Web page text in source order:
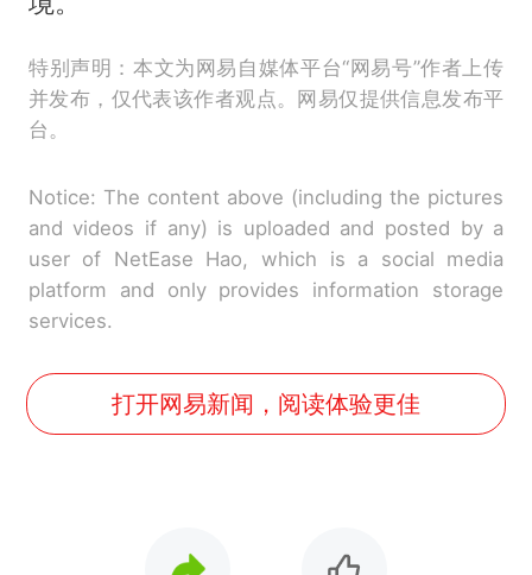
特别声明：本文为网易自媒体平台“网易号”作者上传
并发布，仅代表该作者观点。网易仅提供信息发布平
台。
Notice: The content above (including the pictures
and videos if any) is uploaded and posted by a
user of NetEase Hao, which is a social media
platform and only provides information storage
services.
打开网易新闻，阅读体验更佳